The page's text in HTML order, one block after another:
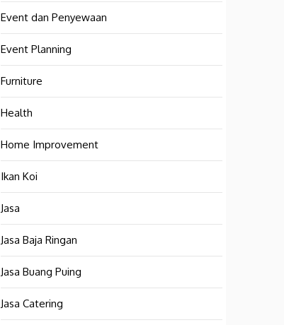
Event dan Penyewaan
Event Planning
Furniture
Health
Home Improvement
Ikan Koi
Jasa
Jasa Baja Ringan
Jasa Buang Puing
Jasa Catering